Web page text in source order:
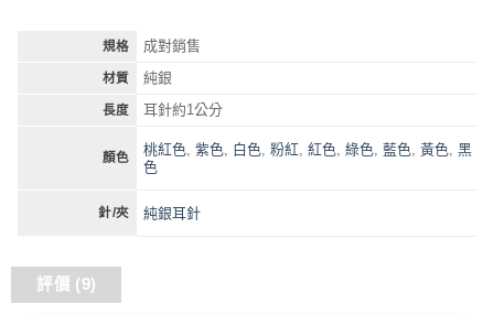
規格 成對銷售
材質 純銀
長度 耳針約1公分
顏色
桃紅色 ,紫色 白色 ,粉紅 ,紅色 ,綠色 ,藍色 ,黃色 ,黑
色
針/夾 純銀耳針
評價 (9)